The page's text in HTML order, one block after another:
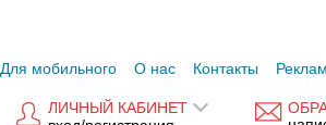
Для мобильного О нас Контакты
ЛИЧНЫЙ КАБИНЕТ